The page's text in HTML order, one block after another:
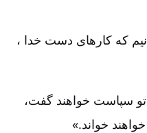
آیه ۱۰ می‌خوانیم که کارهای دست خدا ،
سپاست خواهند گفت،
خواند.
»